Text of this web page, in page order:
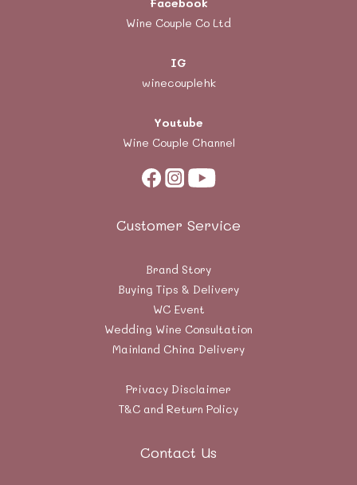
Wine Couple Co Ltd
IG
winecouplehk
Youtube
Wine Couple Channel
Customer Service
Brand Story
Buying Tips & Delivery
WC Event
Wedding Wine Consultation
Mainland China Delivery
Privacy Disclaimer
T&C and Return Policy
Contact Us